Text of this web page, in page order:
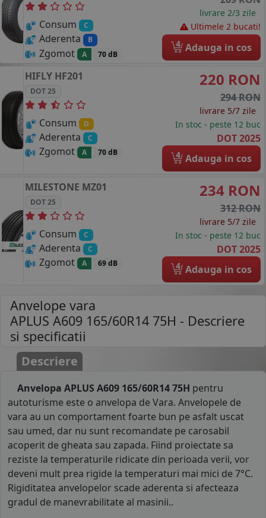
Consum C
Aderenta B
Zgomot A 70 dB
livrare 2/3 zile
Ultimele 2 bucati!
4 Adauga in cos
HIFLY HF201
DOT 25
Consum D
Aderenta C
Zgomot A 70 dB
220 RON
294 RON
livrare 5/7 zile
In stoc - peste 12 buc
DOT 2025
4 Adauga in cos
MILESTONE MZ01
DOT 25
Consum C
Aderenta C
Zgomot A 69 dB
234 RON
312 RON
livrare 5/7 zile
In stoc - peste 12 buc
DOT 2025
4 Adauga in cos
Anvelope vara
APLUS A609 165/60R14 75H - Descriere
si specificatii
Descriere
Anvelopa APLUS A609 165/60R14 75H pentru
autoturisme este o anvelopa de Vara. Anvelopele de
vara au un comportament foarte bun pe asfalt uscat
sau umed, dar nu sunt recomandate pe carosabil
acoperit de gheata sau zapada. Fiind proiectate sa
reziste la temperaturile ridicate din perioada verii, vor
deveni mult prea rigide la temperaturi mai mici de 7°C.
Rigiditatea anvelopelor scade aderenta si afecteaza
gradul de manevrabilitate al masinii..